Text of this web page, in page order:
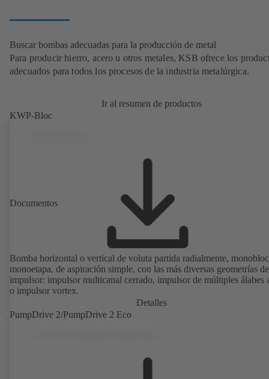
Buscar bombas adecuadas para la producción de metal
Para producir hierro, acero u otros metales, KSB ofrece los
adecuados para todos los procesos de la industria metalúrgica.
Ir al resumen de productos
KWP-Bloc
Documentos
Bomba horizontal o vertical de voluta partida radialmente,
monoetapa, de aspiración simple, con las más diversas geometrías de
impulsor: impulsor multicanal cerrado, impulsor de múltiples álabes
o impulsor vortex.
Detalles
PumpDrive 2/PumpDrive 2 Eco